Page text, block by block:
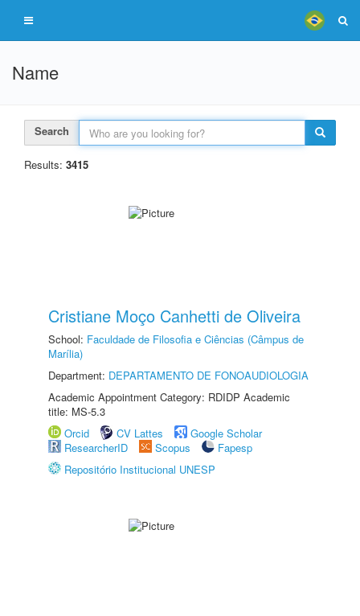
Name
Search
Results: 3415
Cristiane Moço Canhetti de Oliveira
School: Faculdade de Filosofia e Ciências (Câmpus de
Marília)
Department: DEPARTAMENTO DE FONOAUDIOLOGIA
Academic Appointment Category: RDIDP Academic
title: MS-5.3
Orcid
CV Lattes
Google Scholar
ResearcherID
Scopus
Fapesp
Repositório Institucional UNESP